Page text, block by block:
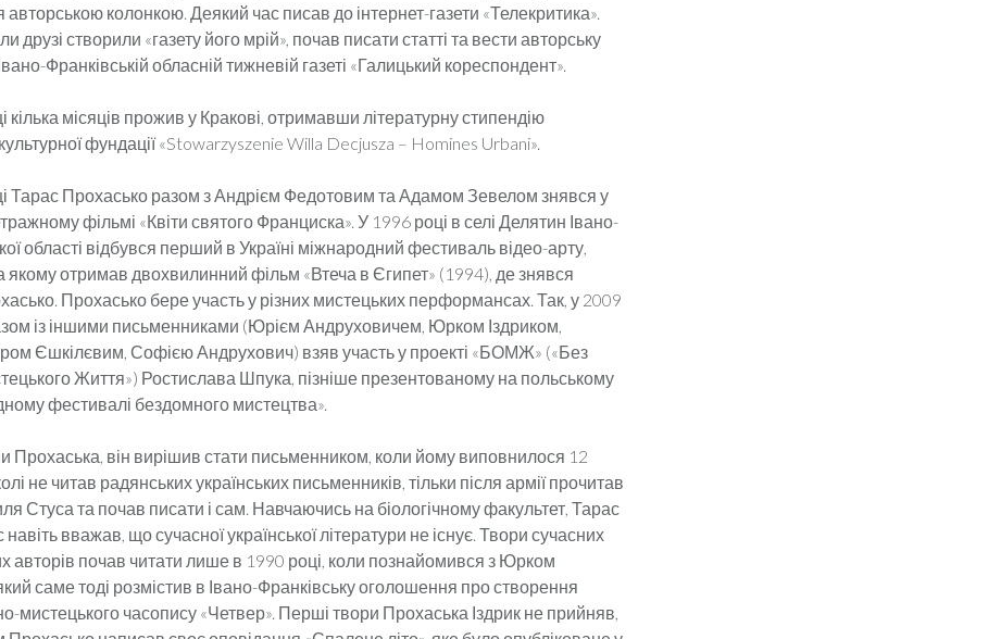
авторською колонкою. Деякий час писав до інтернет-газети «Телекритика».
друзі створили «газету його мрій», почав писати статті та вести авторську
Франківській обласній тижневій газеті «Галицький кореспондент».
кілька місяців прожив у Кракові, отримавши літературну стипендію
фундації «Stowarzyszenie Willa Decjusza – Homines Urbani».
Тарас Прохасько разом з Андрієм Федотовим та Адамом Зевелом знявся у
фільмі «Квіти святого Франциска». У 1996 році в селі Делятин Івано-
області відбувся перший в Україні міжнародний фестиваль відео-арту,
якому отримав двохвилинний фільм «Втеча в Єгипет» (1994), де знявся
Прохасько бере участь у різних мистецьких перформансах. Так, у 2009
із іншими письменниками (Юрієм Андруховичем, Юрком Іздриком,
Єшкілєвим, Софією Андрухович) взяв участь у проекті «БОМЖ» («Без
Життя») Ростислава Шпука, пізніше презентованому на польському
фестивалі бездомного мистецтва».
Прохаська, він вирішив стати письменником, коли йому виповнилося 12
не читав радянських українських письменників, тільки після армії прочитав
Стуса та почав писати і сам. Навчаючись на біологічному факультет, Тарас
навіть вважав, що сучасної української літератури не існує. Твори сучасних
авторів почав читати лише в 1990 році, коли познайомився з Юрком
саме тоді розмістив в Івано-Франківську оголошення про створення
мистецького часопису «Четвер». Перші твори Прохаська Іздрик не прийняв,